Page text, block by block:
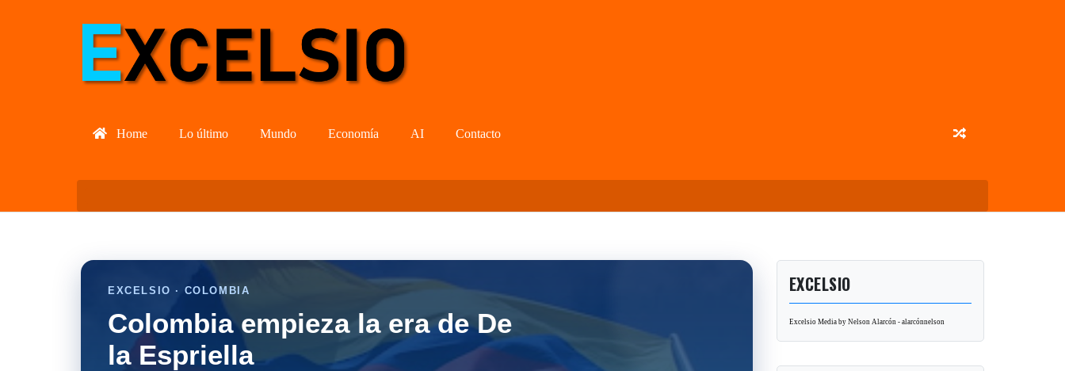
Home Lo último Mundo Economía AI Contacto
EXCELSIO · COLOMBIA
Colombia empieza la era de De
la Espriella
EXCELSIO
Excelsio Media by Nelson Alarcón - alarcónnelson